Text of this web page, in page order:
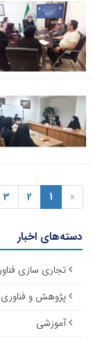
«
1
2
3
دسته‌های اخبار
تجاری سازی
پژوهش و فناوری
آموزشی